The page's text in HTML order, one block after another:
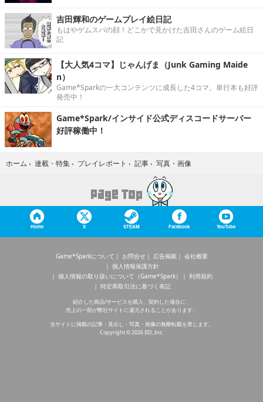
吉田輝和のゲームプレイ絵日記
もはやゲムスパの顔！どこかで見かけた吉田さんのゲーム絵日
記
【大人気4コマ】じゃんげま（Junk Gaming Maide
n）
Game*Sparkの一大コンテンツに成長した4コマ。単行本も好評
発売中！
Game*Spark/インサイド公式ディスコードサーバー
好評稼働中！
ホーム › 連載・特集 › プレイレポート › 記事 › 写真・画像
Home X STEAM Facebook YouTube
Game*Sparkについて お問合せ 広告掲載
会社概要
個人情報保護方針
個人情報の取り扱いについて（Game*Spark）
利用規約
特定商取引法に基づく表記
紹介した商品/サービスを購入、契約した場合に、
売上の一部が弊社サイトに還元されることがあります。
当サイトに掲載の記事・見出し・写真・画像の無断転載を禁じます。
Copyright © 2026 IID, Inc.